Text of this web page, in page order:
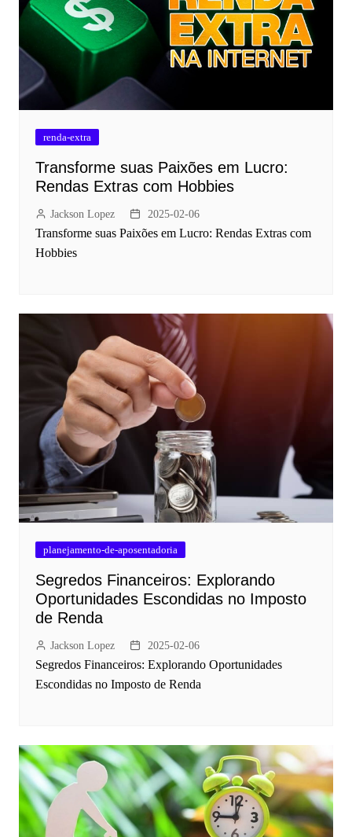
renda-extra
Transforme suas Paixões em Lucro:
Rendas Extras com Hobbies
Jackson Lopez 2025-02-06
Transforme suas Paixões em Lucro: Rendas Extras com
Hobbies
planejamento-de-aposentadoria
Segredos Financeiros: Explorando
Oportunidades Escondidas no Imposto
de Renda
Jackson Lopez 2025-02-06
Segredos Financeiros: Explorando Oportunidades
Escondidas no Imposto de Renda